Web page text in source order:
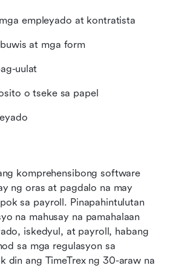
empleyado at kontratista
at mga form
uulat
o tseke sa papel
komprehensibong software
ng oras at pagdalo na may
sa payroll. Pinapahintulutan
na mahusay na pamahalaan
iskedyul, at payroll, habang
sa mga regulasyon sa
din ang TimeTrex ng 30-araw na